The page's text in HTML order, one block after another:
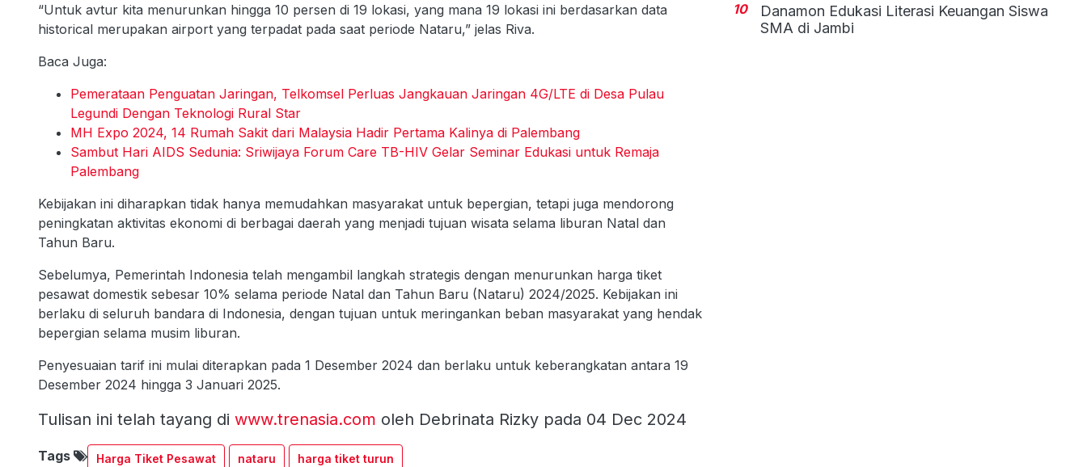
“Untuk avtur kita menurunkan hingga 10 persen di 19 lokasi, yang mana 19 lokasi ini berdasarkan data
historical merupakan airport yang terpadat pada saat periode Nataru,” jelas Riva.
Baca Juga:
Pemerataan Penguatan Jaringan, Telkomsel Perluas Jangkauan Jaringan 4G/LTE di Desa Pulau
Legundi Dengan Teknologi Rural Star
MH Expo 2024, 14 Rumah Sakit dari Malaysia Hadir Pertama Kalinya di Palembang
Sambut Hari AIDS Sedunia: Sriwijaya Forum Care TB-HIV Gelar Seminar Edukasi untuk Remaja
Palembang
Kebijakan ini diharapkan tidak hanya memudahkan masyarakat untuk bepergian, tetapi juga mendorong
peningkatan aktivitas ekonomi di berbagai daerah yang menjadi tujuan wisata selama liburan Natal dan
Tahun Baru.
Sebelumya, Pemerintah Indonesia telah mengambil langkah strategis dengan menurunkan harga tiket
pesawat domestik sebesar 10% selama periode Natal dan Tahun Baru (Nataru) 2024/2025. Kebijakan ini
berlaku di seluruh bandara di Indonesia, dengan tujuan untuk meringankan beban masyarakat yang hendak
bepergian selama musim liburan.
Penyesuaian tarif ini mulai diterapkan pada 1 Desember 2024 dan berlaku untuk keberangkatan antara 19
Desember 2024 hingga 3 Januari 2025.
Tulisan ini telah tayang di www.trenasia.com oleh Debrinata Rizky pada 04 Dec 2024
Tags Harga Tiket Pesawat nataru harga tiket turun
10
Danamon Edukasi Literasi Keuangan Siswa
SMA di Jambi